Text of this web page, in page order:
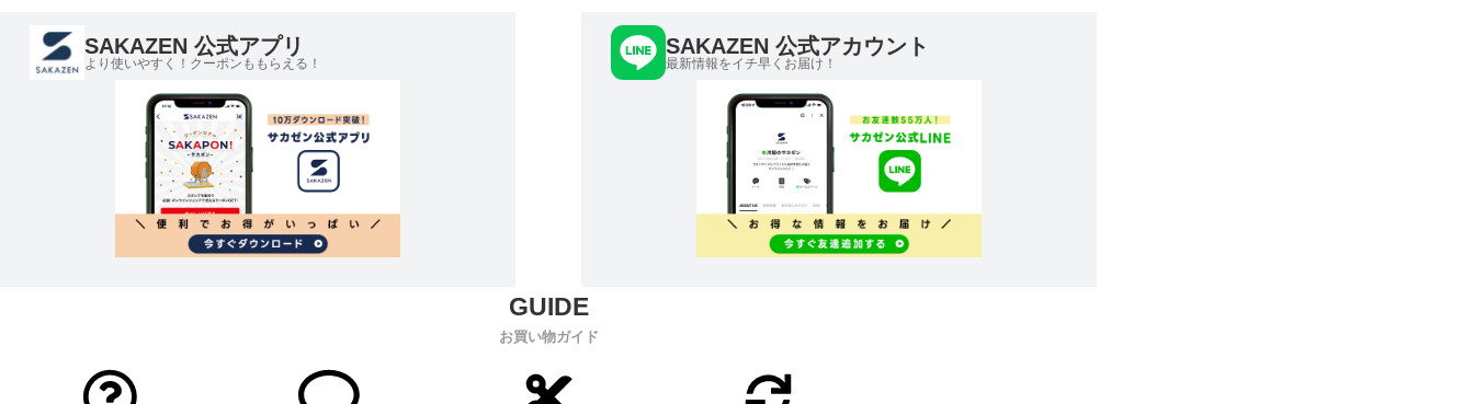
SAKAZEN 公式アプリ
より使いやすく！クーポンももらえる！
SAKAZEN 公式アカウント
最新情報をイチ早くお届け！
お買い物ガイド